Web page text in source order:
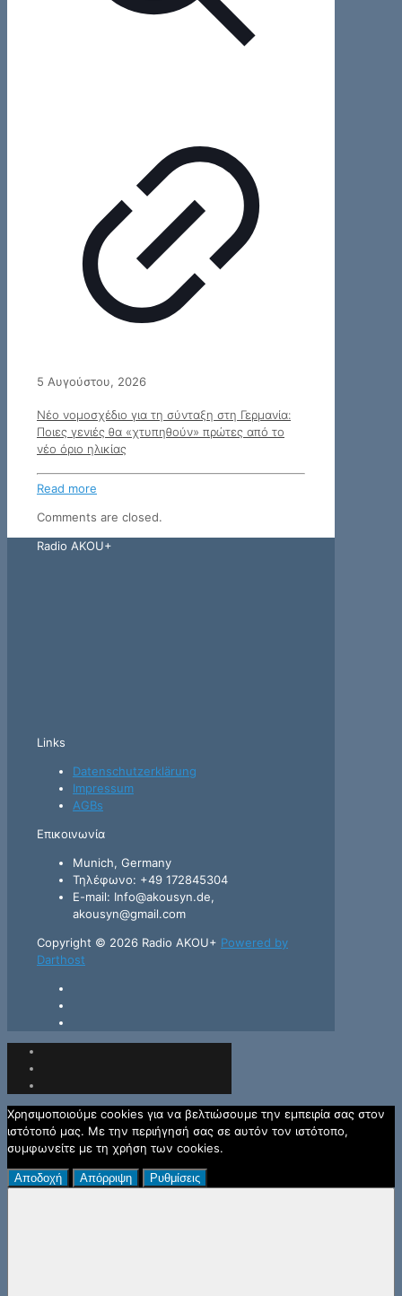
5 Αυγούστου, 2026
Νέο νομοσχέδιο για τη σύνταξη στη Γερμανία:
Ποιες γενιές θα «χτυπηθούν» πρώτες από το
νέο όριο ηλικίας
Read more
Comments are closed.
Radio AKOU+
Links
Datenschutzerklärung
Impressum
AGBs
Επικοινωνία
Munich, Germany
Τηλέφωνο: +49 172845304
E-mail: Info@akousyn.de,
akousyn@gmail.com
Copyright © 2026 Radio AKOU+ Powered by
Darthost
Χρησιμοποιούμε cookies για να βελτιώσουμε την εμπειρία σας στον
ιστότοπό μας. Με την περιήγησή σας σε αυτόν τον ιστότοπο,
συμφωνείτε με τη χρήση των cookies.
Αποδοχή Απόρριψη Ρυθμίσεις